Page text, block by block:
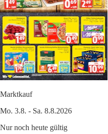
Marktkauf
Mo. 3.8. - Sa. 8.8.2026
Nur noch heute gültig